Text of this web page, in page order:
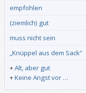
empfohlen
(ziemlich) gut
muss nicht sein
„Knüppel aus dem Sack“
+Alt, aber gut
+Keine Angst vor …